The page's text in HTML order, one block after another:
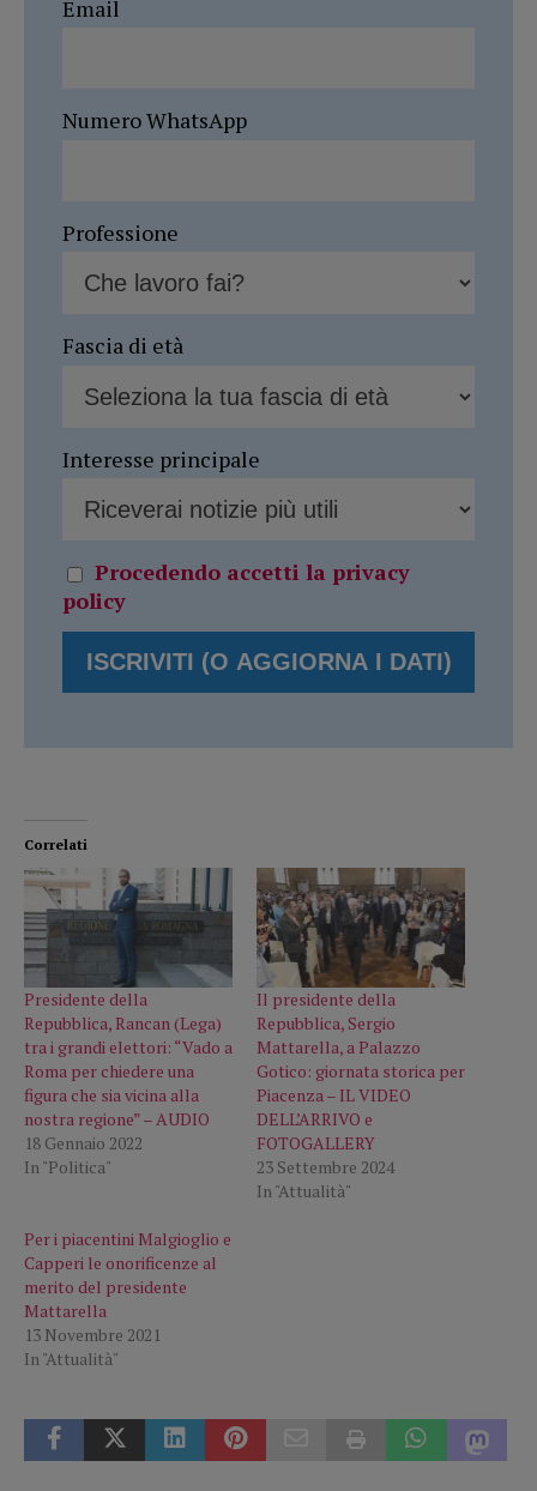
Email
Numero WhatsApp
Professione
Fascia di età
Interesse principale
Procedendo accetti la privacy
policy
Correlati
Presidente della
Repubblica, Rancan (Lega)
tra i grandi elettori: “Vado a
Roma per chiedere una
figura che sia vicina alla
nostra regione” – AUDIO
18 Gennaio 2022
In "Politica"
Il presidente della
Repubblica, Sergio
Mattarella, a Palazzo
Gotico: giornata storica per
Piacenza – IL VIDEO
DELL’ARRIVO e
FOTOGALLERY
23 Settembre 2024
In "Attualità"
Per i piacentini Malgioglio e
Capperi le onorificenze al
merito del presidente
Mattarella
13 Novembre 2021
In "Attualità"